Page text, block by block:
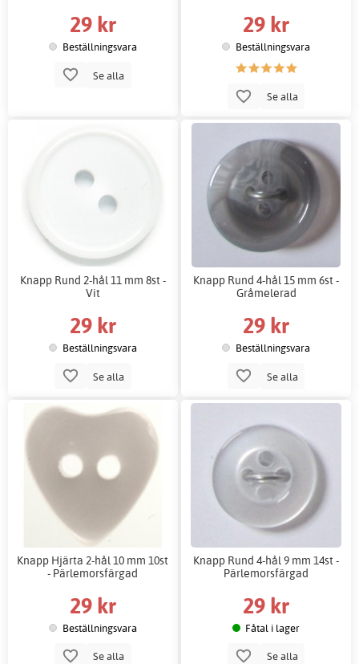
29 kr
Beställningsvara
Se alla
29 kr
Beställningsvara
Se alla
Knapp Rund 2-hål 11 mm 8st -
Vit
29 kr
Beställningsvara
Se alla
Knapp Rund 4-hål 15 mm 6st -
Gråmelerad
29 kr
Beställningsvara
Se alla
Knapp Hjärta 2-hål 10 mm 10st
- Pärlemorsfärgad
29 kr
Beställningsvara
Se alla
Knapp Rund 4-hål 9 mm 14st -
Pärlemorsfärgad
29 kr
Fåtal i lager
Se alla